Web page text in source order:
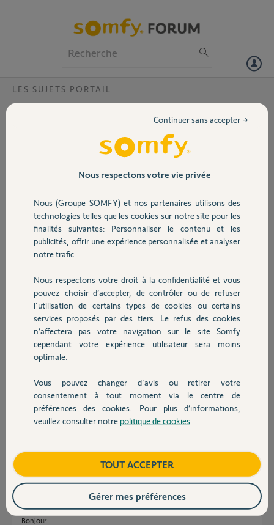
Volet
Sécurité
Domotique
Chauffage
Autres produits
Devis avec un pro
Contact
LES SUJETS PORTAIL
Problème ouverture Ixengo IO
Mon portail est équipé d'un moteur Ixengo L IO et de manière
l'impossible de piloter l'ouverture ou la fermeture du portail via mes
V500 (mode filaire).
Avez vous déja ce type de problème?
Merci d'avance pour votre retour.
Cordialement
il y a 10 mois
Participer au fil de discussion
Réponses
Si via le contact sec les deux vérins fonctionnent on peut affirmer que ca
ne vient pas d'eux, reste dans tel cas la box.
Lorsque le portail refuse de s'ouvrir, quel est le code sur l'afficheur ?
Posez ici une photo de l'étiquette apposée sur la box.
il y a 10 mois
Bonjour
Nous respectons votre vie privée
Nous (Groupe SOMFY) et nos partenaires utilisons des
technologies telles que les cookies sur notre site pour les
finalités suivantes: Personnaliser le contenu et les
publicités, offrir une expérience personnalisée et analyser
notre trafic.
Nous respectons votre droit à la confidentialité et vous
pouvez choisir d’accepter, de contrôler ou de refuser
l'utilisation de certains types de cookies ou certains
services proposés par des tiers. Le refus des cookies
n’affectera pas votre navigation sur le site Somfy
cependant votre expérience utilisateur sera moins
optimale.
Vous pouvez changer d'avis ou retirer votre
consentement à tout moment via le centre de
préférences des cookies. Pour plus d’informations,
veuillez consulter notre politique de cookies
Continuer sans accepter →
TOUT ACCEPTER
Gérer mes préférences